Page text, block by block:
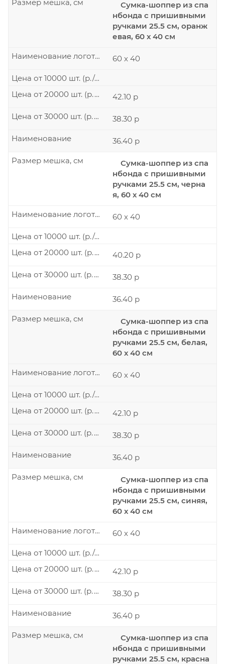
Сумка-шоппер из спа
нбонда с пришивными
ручками 25.5 см, оранж
евая, 60 х 40 см
Размер мешка, см
60 х 40
Наименование логотипа
Цена от 10000 шт. (р./шт.)
42.10 р
Цена от 20000 шт. (р./шт.)
38.30 р
Цена от 30000 шт. (р./шт.)
36.40 р
Наименование
Сумка-шоппер из спа
нбонда с пришивными
ручками 25.5 см, черна
я, 60 х 40 см
Размер мешка, см
60 х 40
Наименование логотипа
Цена от 10000 шт. (р./шт.)
40.20 р
Цена от 20000 шт. (р./шт.)
38.30 р
Цена от 30000 шт. (р./шт.)
36.40 р
Наименование
Сумка-шоппер из спа
нбонда с пришивными
ручками 25.5 см, белая,
60 х 40 см
Размер мешка, см
60 х 40
Наименование логотипа
Цена от 10000 шт. (р./шт.)
42.10 р
Цена от 20000 шт. (р./шт.)
38.30 р
Цена от 30000 шт. (р./шт.)
36.40 р
Наименование
Сумка-шоппер из спа
нбонда с пришивными
ручками 25.5 см, синяя,
60 х 40 см
Размер мешка, см
60 х 40
Наименование логотипа
Цена от 10000 шт. (р./шт.)
42.10 р
Цена от 20000 шт. (р./шт.)
38.30 р
Цена от 30000 шт. (р./шт.)
36.40 р
Наименование
Сумка-шоппер из спа
нбонда с пришивными
ручками 25.5 см, красна
Размер мешка, см